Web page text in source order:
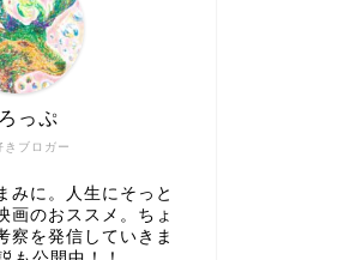
きブロガー
っぷ
みに。人生にそっと
画のおススメ。ちょ
察を発信していきま